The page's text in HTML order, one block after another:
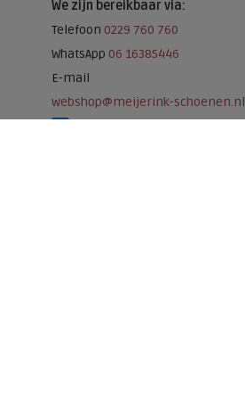
We zijn bereikbaar via:
Telefoon 0229 760 760
WhatsApp 06 16385446
E-mail
webshop@meijerink-schoenen.nl